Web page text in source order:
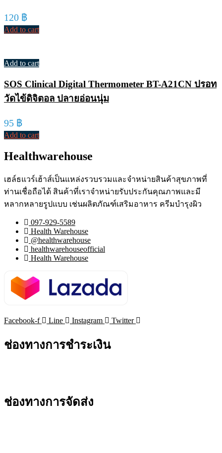
120 ฿
Add to cart
Add to cart
SOS Clinical Digital Thermometer BT-A21CN ปรอท
วัดไข้ดิจิตอล ปลายอ่อนนุ่ม
95 ฿
Add to cart
Healthwarehouse
เฮล์ธแวร์เฮ้าส์เป็นแหล่งรวบรวมและจำหน่ายสินค้าสุขภาพที่
ท่านเชื่อถือได้ สินค้าที่เราจำหน่ายรับประกันคุณภาพและมี
หลากหลายรูปแบบ เช่นผลิตภัณฑ์เสริมอาหาร ครีมบำรุงผิว
097-929-5589
Health Warehouse
@healthwarehouse
healthwarehouseofficial
Health Warehouse
Facebook-f Line Instagram Twitter
ช่องทางการชำระเงิน
ช่องทางการจัดส่ง